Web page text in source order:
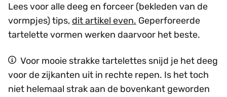
Lees voor alle deeg en forceer (bekleden van de
vormpjes) tips, dit artikel even. Geperforeerde
tartelette vormen werken daarvoor het beste.
Voor mooie strakke tartelettes snijd je het deeg
voor de zijkanten uit in rechte repen. Is het toch
niet helemaal strak aan de bovenkant geworden